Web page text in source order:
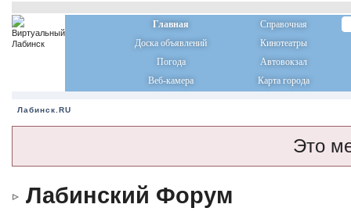
Главная
Справочная
Доска объявлений
Кинотеатры
Погода
Автовокзал
Веб-камера
Карта города
Лабинск.RU
Это
Лабинский Форум